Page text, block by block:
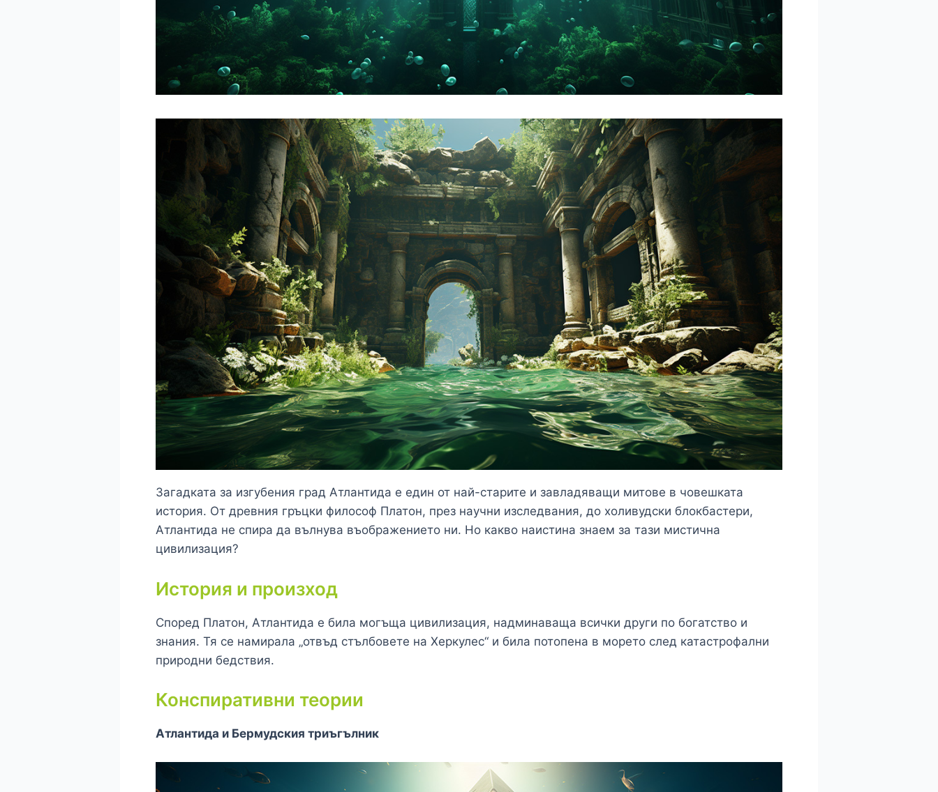
Загадката за изгубения град Атлантида е един от най-старите и завладяващи митове в човешката
история. От древния гръцки философ Платон, през научни изследвания, до холивудски блокбастери,
Атлантида не спира да вълнува въображението ни. Но какво наистина знаем за тази мистична
цивилизация?
История и произход
Според Платон, Атлантида е била могъща цивилизация, надминаваща всички други по богатство и
знания. Тя се намирала „отвъд стълбовете на Херкулес“ и била потопена в морето след катастрофални
природни бедствия.
Конспиративни теории
Атлантида и Бермудския триъгълник